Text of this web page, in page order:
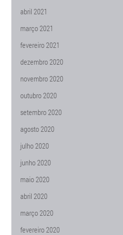
abril 2021
março 2021
fevereiro 2021
dezembro 2020
novembro 2020
outubro 2020
setembro 2020
agosto 2020
julho 2020
junho 2020
maio 2020
abril 2020
março 2020
fevereiro 2020